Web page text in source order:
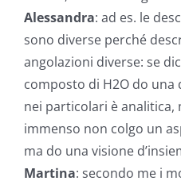
Alessandra: ad es. le
sono diverse perché
angolazioni diverse: se
composto di H2O do una
nei particolari è analitica,
immenso non colgo un
ma do una visione
Martina: secondo me i